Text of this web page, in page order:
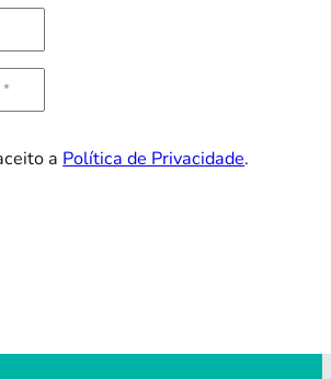
a Política de Privacidade.